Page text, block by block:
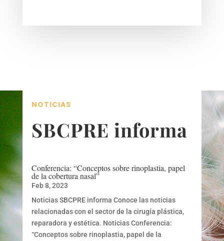
NOTICIAS
SBCPRE informa
Conferencia: “Conceptos sobre rinoplastia, papel
de la cobertura nasal”
Feb 8, 2023
Noticias SBCPRE informa Conoce las noticias
relacionadas con el sector de la cirugía plástica,
reparadora y estética. Noticias Conferencia:
“Conceptos sobre rinoplastia, papel de la